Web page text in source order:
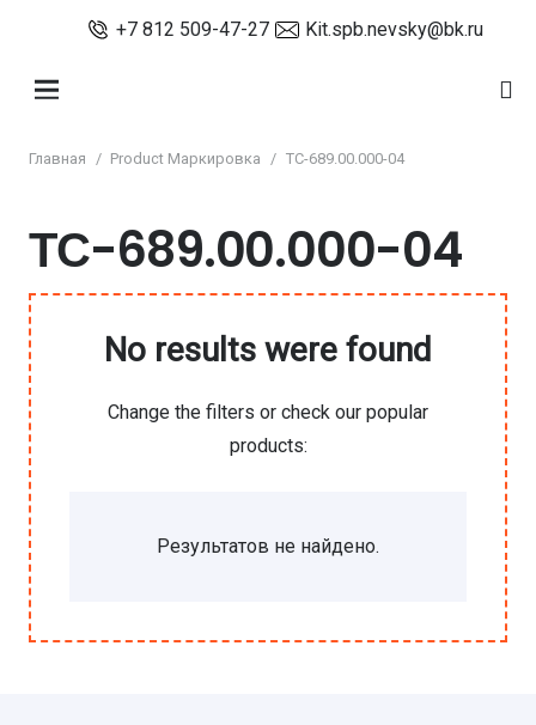
+7 812 509-47-27 Kit.spb.nevsky@bk.ru
Главная / Product Маркировка / ТС-689.00.000-04
ТС-689.00.000-04
No results were found
Change the filters or check our popular
products:
Результатов не найдено.